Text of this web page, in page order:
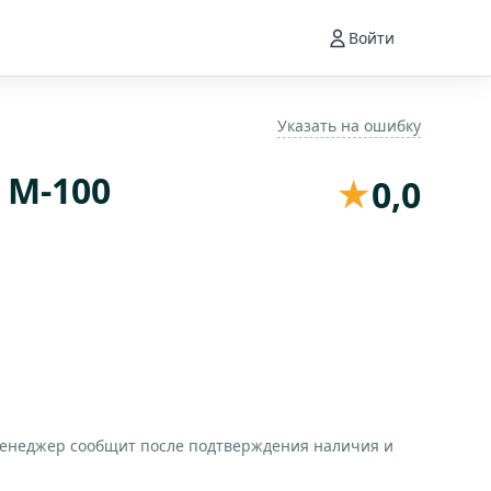
Войти
Указать на ошибку
100 ★0,0
сообщит после подтверждения наличия и